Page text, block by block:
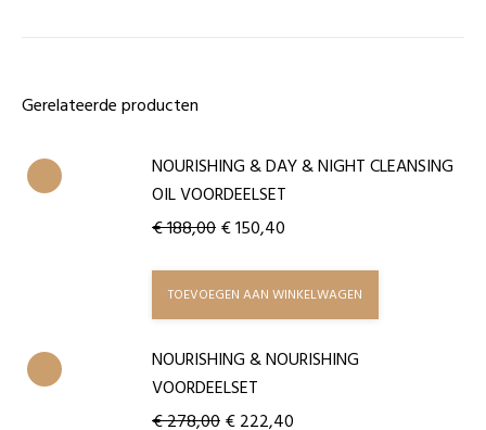
Gerelateerde producten
NOURISHING & DAY & NIGHT CLEANSING
OIL VOORDEELSET
€188,00€150,40
TOEVOEGEN AAN WINKELWAGEN
NOURISHING & NOURISHING
VOORDEELSET
€278,00€222,40